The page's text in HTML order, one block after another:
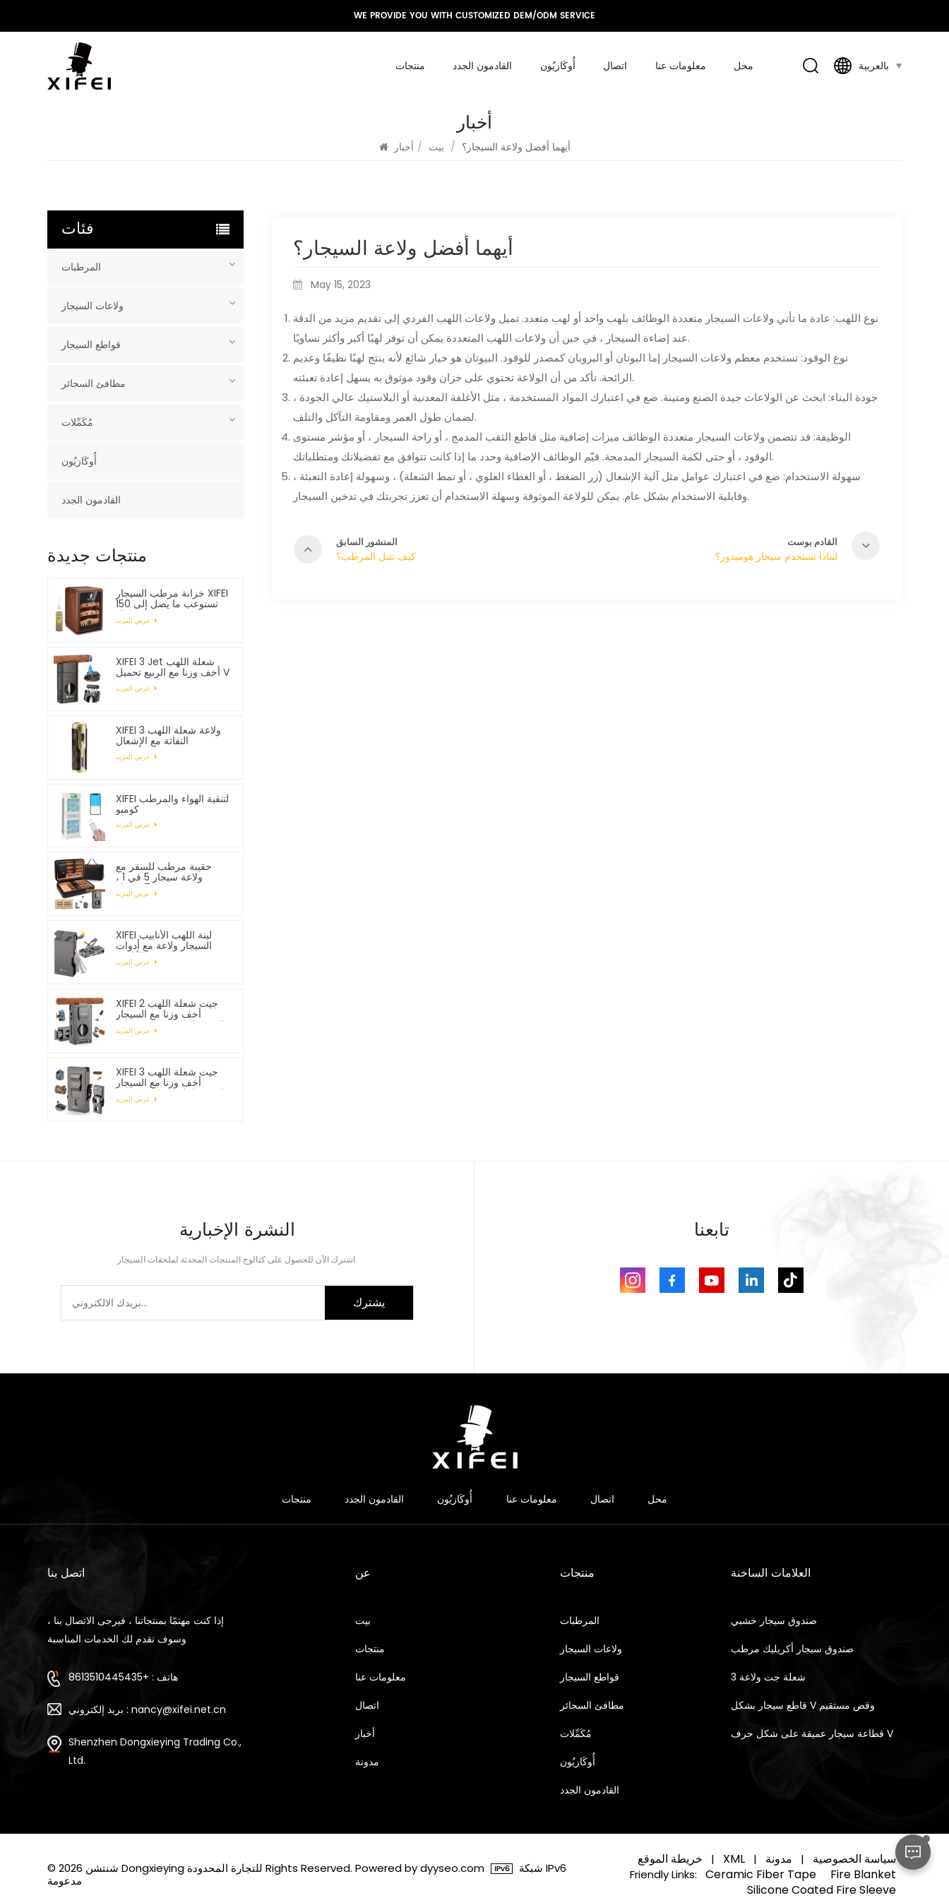
WE PROVIDE YOU WITH CUSTOMIZED DEM/ODM SERVICE
منتجات القادمون الجدد أُوكَازيُون اتصال معلومات عنا محل بالعربية
أخبار
بيت / أخبار / أيهما أفضل ولاعة السيجار؟
أيهما أفضل ولاعة السيجار؟
May 15, 2023
نوع اللهب: عادة ما تأتي ولاعات السيجار متعددة الوظائف بلهب واحد أو لهب متعدد. تميل ولاعات اللهب الفردي إلى تقديم مزيد من الدقة
عند إضاءة السيجار ، في حين أن ولاعات اللهب المتعددة يمكن أن توفر لهبًا أكبر وأكثر تساويًا.
نوع الوقود: تستخدم معظم ولاعات السيجار إما البوتان أو البروبان كمصدر للوقود. البيوتان هو خيار شائع لأنه ينتج لهبًا نظيفًا وعديم
الرائحة. تأكد من أن الولاعة تحتوي على خزان وقود موثوق به يسهل إعادة تعبئته.
جودة البناء: ابحث عن الولاعات جيدة الصنع ومتينة. ضع في اعتبارك المواد المستخدمة ، مثل الأغلفة المعدنية أو البلاستيك عالي الجودة ،
لضمان طول العمر ومقاومة التآكل والتلف.
الوظيفة: قد تتضمن ولاعات السيجار متعددة الوظائف ميزات إضافية مثل قاطع الثقب المدمج ، أو راحة السيجار ، أو مؤشر مستوى
الوقود ، أو حتى لكمة السيجار المدمجة. قيّم الوظائف الإضافية وحدد ما إذا كانت تتوافق مع تفضيلاتك ومتطلباتك.
سهولة الاستخدام: ضع في اعتبارك عوامل مثل آلية الإشعال (زر الضغط ، أو الغطاء العلوي ، أو نمط الشعلة) ، وسهولة إعادة التعبئة ،
وقابلية الاستخدام بشكل عام. يمكن للولاعة الموثوقة وسهلة الاستخدام أن تعزز تجربتك في تدخين السيجار.
المنشور السابق
كيف تتبل المرطب؟
القادم بوست
لماذا تستخدم سيجار هوميدور؟
فئات
المرطبات
ولاعات السيجار
قواطع السيجار
مطافئ السجائر
مُكَمِّلات
أُوكَازيُون
القادمون الجدد
منتجات جديدة
خزانة مرطب السيجار XIFEI
تستوعب ما يصل إلى 150
سيجار
XIFEI 3 Jet شعلة اللهب
أخف وزنا مع الربيع تحميل V
القاطع
XIFEI 3 ولاعة شعلة اللهب
النفاثة مع الإشعال
الإلكتروني
XIFEI لتنقية الهواء والمرطب
كومبو
حقيبة مرطب للسفر مع
ولاعة سيجار 5 في 1 ،
تستوعب 7 سيجار
XIFEI لينة اللهب الأنابيب
السيجار ولاعة مع أدوات
الأنابيب
XIFEI 2 جيت شعلة اللهب
أخف وزنا مع السيجار
Vcutter لكمة حامل رسم
محسن
XIFEI 3 جيت شعلة اللهب
أخف وزنا مع السيجار
Vcutter لكمة حامل رسم
محسن
النشرة الإخبارية
اشترك الآن للحصول على كتالوج المنتجات المحدثة لملحقات السيجار.
يشترك
تابعنا
منتجات القادمون الجدد أُوكَازيُون معلومات عنا اتصال محل
اتصل بنا
إذا كنت مهتمًا بمنتجاتنا ، فيرجى الاتصال بنا ،
وسوف نقدم لك الخدمات المناسبة
هاتف : +8613510445435
بريد إلكتروني : nancy@xifei.net.cn
Shenzhen Dongxieying Trading Co.,
Ltd.
عن
بيت
منتجات
معلومات عنا
اتصال
أخبار
مدونة
منتجات
المرطبات
ولاعات السيجار
قواطع السيجار
مطافئ السجائر
مُكَمِّلات
أُوكَازيُون
القادمون الجدد
العلامات الساخنة
صندوق سيجار خشبي
صندوق سيجار أكريليك مرطب
3 شعلة جت ولاعة
قاطع سيجار بشكل V وقص مستقيم
قطاعة سيجار عميقة على شكل حرف V
© 2026 شنتشن Dongxieying للتجارة المحدودة Rights Reserved. Powered by dyyseo.com
مدعومة
خريطة الموقع | XML | مدونة | سياسة الخصوصية
Friendly Links: Ceramic Fiber Tape
Fire Blanket
Silicone Coated Fire Sleeve